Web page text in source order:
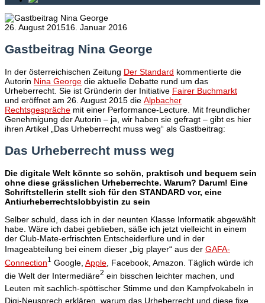
26. August 201516. Januar 2016
Gastbeitrag Nina George
In der österreichischen Zeitung Der Standard kommentierte die
Autorin Nina George die aktuelle Debatte rund um das
Urheberrecht. Sie ist Gründerin der Initiative Fairer Buchmarkt
und eröffnet am 26. August 2015 die Alpbacher
Rechtsgespräche mit einer Performance-Lecture. Mit freundlicher
Genehmigung der Autorin – ja, wir haben sie gefragt – gibt es hier
ihren Artikel „Das Urheberrecht muss weg“ als Gastbeitrag:
Das Urheberrecht muss weg
Die digitale Welt könnte so schön, praktisch und bequem sein
ohne diese grässlichen Urheberrechte. Warum? Darum! Eine
Schriftstellerin stellt sich für den STANDARD vor, eine
Antiurheberrechtslobbyistin zu sein
Selber schuld, dass ich in der neunten Klasse Informatik abgewählt
habe. Wäre ich dabei geblieben, säße ich jetzt vielleicht in einem
der Club-Mate-erfrischten Entscheiderflure und in der
Imageabteilung bei einem dieser „big player“ aus der GAFA-
Connection1 Google, Apple , Facebook, Amazon. Täglich würde ich
die Welt der Intermediäre2 ein bisschen leichter machen, und
Leuten mit sachlich-spöttischer Stimme und den Kampfvokabeln in
Digi-Neusprech erklären, warum das Urheberrecht und diese fixe